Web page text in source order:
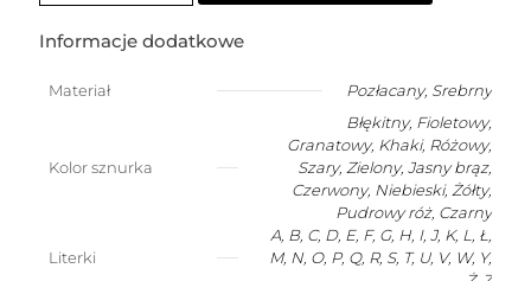
szczęście
dowolną
literką
Informacje dodatkowe
Materiał Pozłacany, Srebrny
Kolor sznurka
Błękitny, Fioletowy,
Granatowy, Khaki, Różowy,
Szary, Zielony, Jasny brąz,
Czerwony, Niebieski, Żółty,
Pudrowy róż, Czarny
Literki
A, B, C, D, E, F, G, H, I, J, K, L, Ł,
M, N, O, P, Q, R, S, T, U, V, W, Y,